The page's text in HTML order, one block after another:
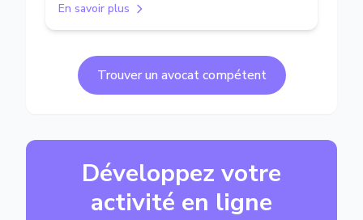
En savoir plus
Trouver un avocat compétent
Développez votre
activité en ligne